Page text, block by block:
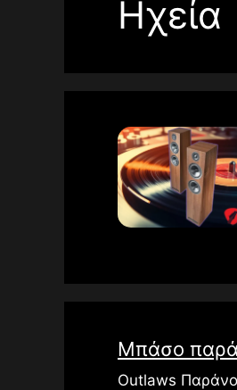
Ηχεία
Μπάσο
Outlaws